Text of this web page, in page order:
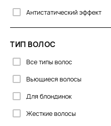
Антистатический эффект
Восстановление
Гладкость
Для блеска
Для волос
Для вьющихся волос
Для объема
ТИП ВОЛОС
Все типы волос
Вьющиеся волосы
Для блондинок
Жесткие волосы